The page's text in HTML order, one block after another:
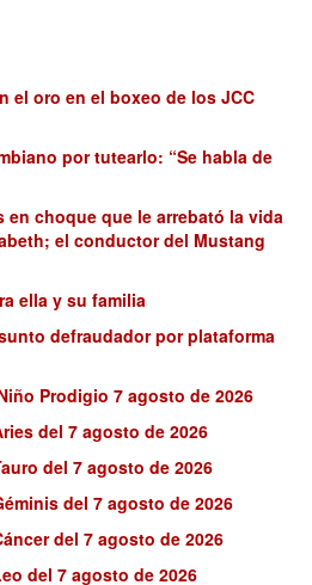
el oro en el boxeo de los JCC
por tutearlo: “Se habla de
en choque que le arrebató la vida
el conductor del Mustang
ella y su familia
defraudador por plataforma
Prodigio 7 agosto de 2026
del 7 agosto de 2026
del 7 agosto de 2026
del 7 agosto de 2026
del 7 agosto de 2026
del 7 agosto de 2026